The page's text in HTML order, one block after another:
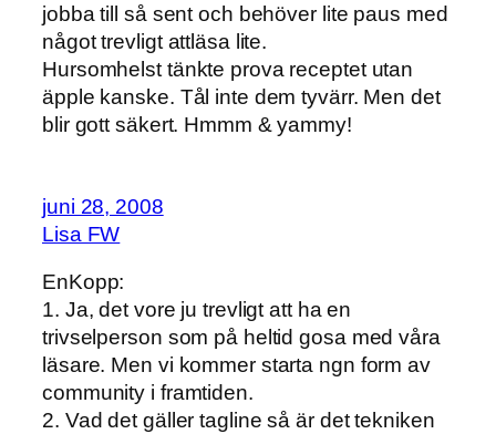
jobba till så sent och behöver lite paus med
något trevligt attläsa lite.
Hursomhelst tänkte prova receptet utan
äpple kanske. Tål inte dem tyvärr. Men det
blir gott säkert. Hmmm & yammy!
juni 28, 2008
Lisa FW
EnKopp:
1. Ja, det vore ju trevligt att ha en
trivselperson som på heltid gosa med våra
läsare. Men vi kommer starta ngn form av
community i framtiden.
2. Vad det gäller tagline så är det tekniken